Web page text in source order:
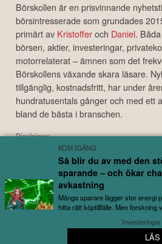
Börskollen är en prisvinnande
börsintresserade som grundades
primärt av Kristofferoch Daniel.
börsen, aktier, investeringar,
motorrelaterat – ämnen som det
Börskollens växande skara läsare.
tillgänglig, kostnadsfritt, har under
hundratusentals gånger och med ett
bland de bästa i branschen.
Disclaimer
Börskollen Sverige AB ("Börskollen") är inte
finansinspektionens tillsyn och ger inga råd till
investeringsbeslut baserade på information som
från Börskollen eller personer med koppling till
självständigt av investeraren. Börskollen
förlust eller skada av vad slag det må vara som
material härrörande från tjänsten Börskollen.
Börskollen Sverige AB. All
🔔 Bredaste bolagsbevakningen –
KOM IGÅNG
Så blir du av med den
sparande – och ökar
avkastning
Många sparare lägger stor energi
hitta rätt köptillfälle. Men forskning
utebliven avkastning...